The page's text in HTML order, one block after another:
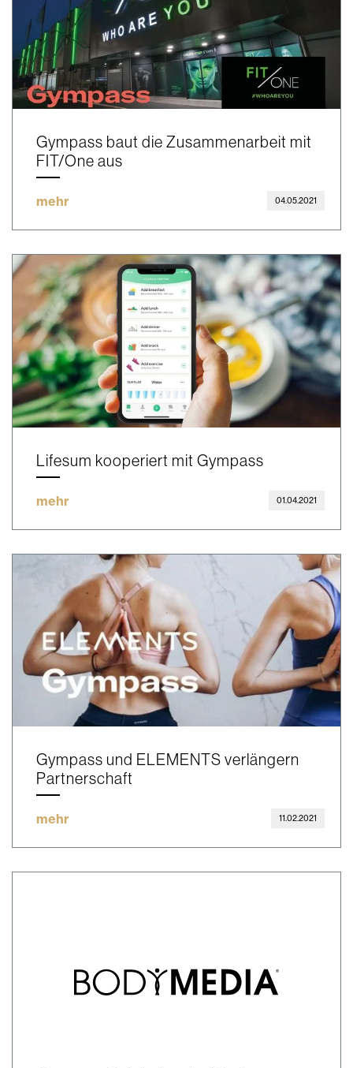
Gympass baut die Zusammenarbeit mit
FIT/One aus
mehr 04.05.2021
Lifesum kooperiert mit Gympass
mehr 01.04.2021
Gympass und ELEMENTS verlängern
Partnerschaft
mehr 11.02.2021